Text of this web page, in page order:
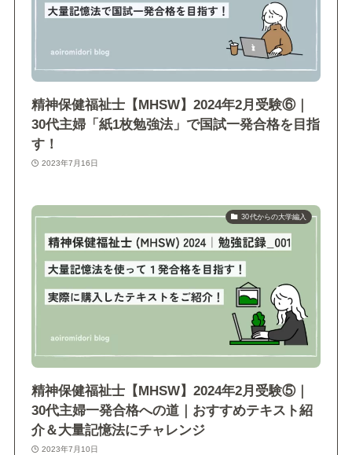
精神保健福祉士【MHSW】2024年2月受験⑥｜
30代主婦「紙1枚勉強法」で国試一発合格を目指
す！
2023年7月16日
30代からの大学編入
精神保健福祉士【MHSW】2024年2月受験⑤｜
30代主婦一発合格への道｜おすすめテキスト紹
介＆大量記憶法にチャレンジ
2023年7月10日